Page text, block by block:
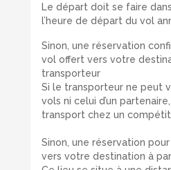
Le départ doit se faire
l’heure de départ du vol
Sinon, une réservation
vol offert vers votre
transporteur
Si le transporteur ne peut
vols ni celui d’un
transport chez un
Sinon, une réservation
vers votre destination à